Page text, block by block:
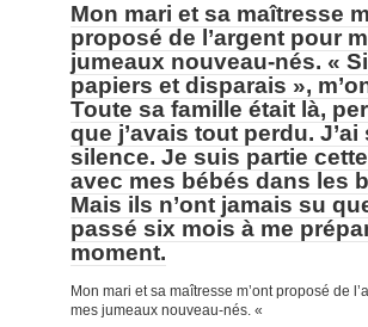
Mon mari et sa maîtresse
proposé de l’argent pour
jumeaux nouveau-nés. «
papiers et disparais »,
Toute sa famille était là,
que j’avais tout perdu. J’ai
silence. Je suis partie
avec mes bébés dans les
Mais ils n’ont jamais su
passé six mois à me
moment.
Mon mari et sa maîtresse m’ont proposé de
mes jumeaux nouveau-nés. «